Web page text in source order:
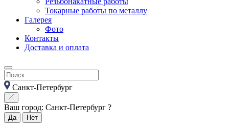
Токарные работы по металлу
Галерея
Фото
Контакты
Доставка и оплата
Санкт-Петербург
Ваш город: Санкт-Петербург ?
Да Нет